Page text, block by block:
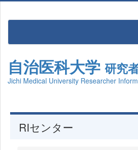
自治医科大学 研究
Jichi Medical University Researcher
RIセンター